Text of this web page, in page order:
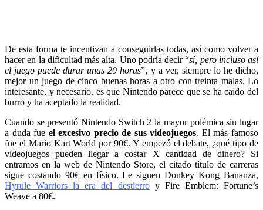
De esta forma te incentivan a conseguirlas todas, así como volver a
hacer en la dificultad más alta. Uno podría decir “sí, pero incluso así
el juego puede durar unas 20 horas”, y a ver, siempre lo he dicho,
mejor un juego de cinco buenas horas a otro con treinta malas. Lo
interesante, y necesario, es que Nintendo parece que se ha caído del
burro y ha aceptado la realidad.
Cuando se presentó Nintendo Switch 2 la mayor polémica sin lugar
a duda fue el excesivo precio de sus videojuegos. El más famoso
fue el Mario Kart World por 90€. Y empezó el debate, ¿qué tipo de
videojuegos pueden llegar a costar X cantidad de dinero? Si
entramos en la web de Nintendo Store, el citado título de carreras
sigue costando 90€ en físico. Le siguen Donkey Kong Bananza,
Hyrule Warriors la era del destierroy Fire Emblem: Fortune’s
Weave a 80€.